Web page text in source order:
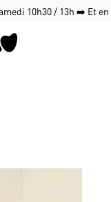
10h30 / 13h ➡️ Et